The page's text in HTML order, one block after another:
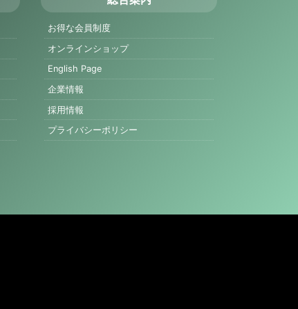
お得な会員制度
オンラインショップ
English Page
企業情報
採用情報
プライバシーポリシー